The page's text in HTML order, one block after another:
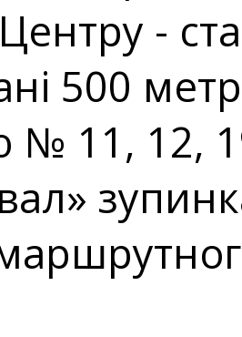
Центру -
500
№ 11, 12,